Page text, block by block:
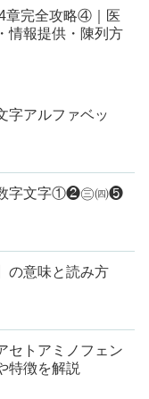
章完全攻略④｜医
情報提供・陳列方
字アルファベッ
数字文字①❷㊂㈣❺
の意味と読み方
セトアミノフェン
特徴を解説